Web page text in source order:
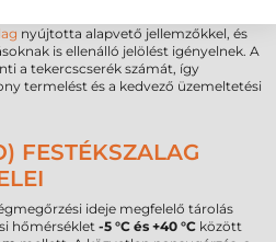
nyújtotta alapvető jellemzőkkel, és
is ellenálló jelölést igényelnek. A
a tekercscserék számát, így
termelést és a kedvező üzemeltetési
FESTÉKSZALAG
ideje megfelelő tárolás
hőmérséklet -5 °C és +40 °C között